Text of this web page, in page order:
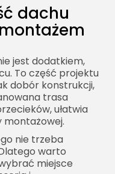
dachu
jest dodatkiem,
To część projektu
dobór konstrukcji,
trasa
ułatwia
montażowej.
nie trzeba
warto
miejsce